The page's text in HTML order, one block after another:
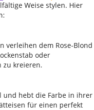
Weise stylen. Hier
verleihen dem Rose-Blond
oder
zu kreieren.
und hebt die Farbe in ihrer
für einen perfekt